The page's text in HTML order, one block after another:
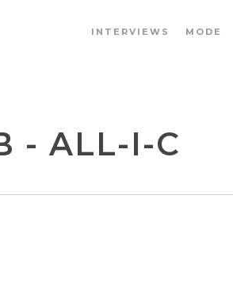
INTERVIEWS MODE
- ALL-I-C